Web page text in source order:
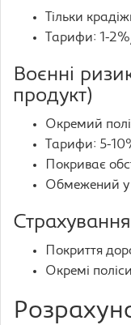
Тільки
Тарифи: 1-
Воєнні
продукт)
Окремий
Тарифи: 5-
Покриває
Обмежений у
Страхування
Покриття
Окремі поліси